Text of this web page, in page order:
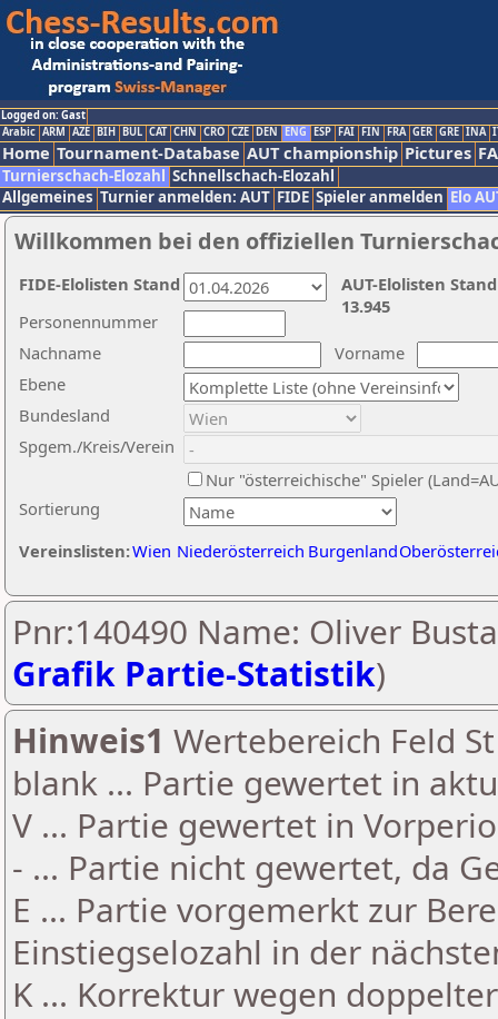
Logged on: Gast
Arabic ARM AZE BIH BUL CAT CHN CRO CZE DEN ENG ESP FAI FIN FRA GER GRE INA
Home Tournament-Database AUT championship Pictures
Turnierschach-Elozahl Schnellschach-Elozahl
Allgemeines Turnier anmelden: AUT FIDE Spieler anmelden Elo
Willkommen bei den offiziellen
Nachname
Vorname
Ebene
Sortierung
Personennummer
Bundesland
Spgem./Kreis/Verein
Nur "österreichische" Spieler
Vereinslisten:Wien Niederösterreich Burgenland
AUT-Elolisten
13.945
FIDE-Elolisten Stand
Pnr:140490 Name: Oliver
Grafik Partie-Statistik)
Hinweis1 Wertebereich Feld
blank ... Partie gewertet in
V ... Partie gewertet in
- ... Partie nicht gewertet, da
E ... Partie vorgemerkt zur
Einstiegselozahl in der
K ... Korrektur wegen